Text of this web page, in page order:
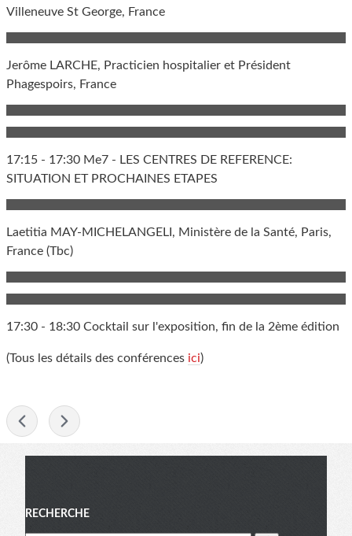
Villeneuve St George, France
Jerôme LARCHE, Practicien hospitalier et Président
Phagespoirs, France
17:15 - 17:30 Me7 - LES CENTRES DE REFERENCE:
SITUATION ET PROCHAINES ETAPES
Laetitia MAY-MICHELANGELI, Ministère de la Santé, Paris,
France (Tbc)
17:30 - 18:30 Cocktail sur l'exposition, fin de la 2ème édition
(Tous les détails des conférences ici)
Menu
RECHERCHE